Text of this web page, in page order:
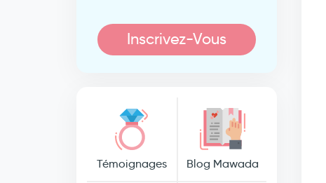
Inscrivez-Vous
Témoignages Blog Mawada